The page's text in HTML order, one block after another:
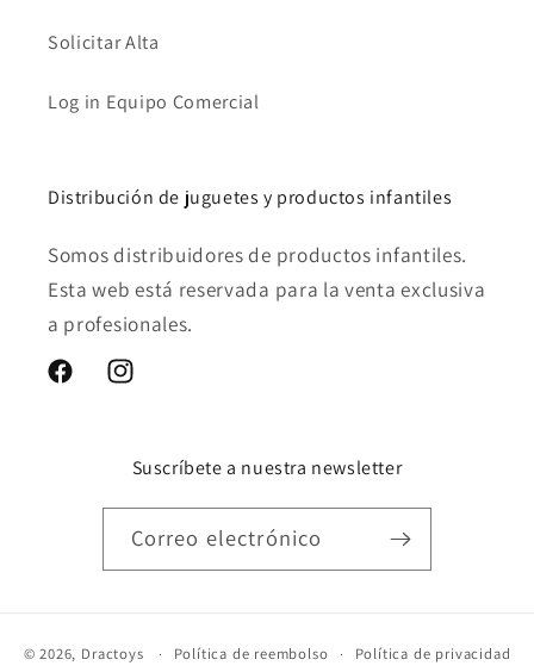
Solicitar Alta
Log in Equipo Comercial
Distribución de juguetes y productos infantiles
Somos distribuidores de productos infantiles.
Esta web está reservada para la venta exclusiva
a profesionales.
FacebookInstagram
Suscríbete a nuestra newsletter
Correo electrónico
© 2026, Dractoys Política de reembolso Política de privacidad